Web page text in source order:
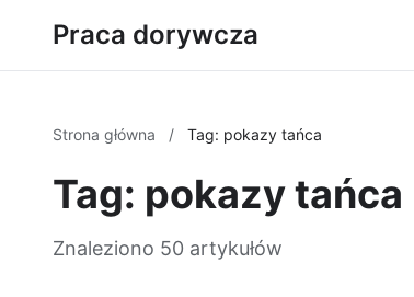
Praca dorywcza
Strona główna / Tag: pokazy tańca
Tag: pokazy tańca
Znaleziono 50 artykułów